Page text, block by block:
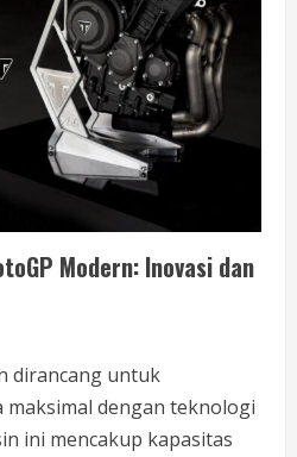
Modern: Inovasi dan
dirancang untuk
dengan teknologi
ini mencakup kapasitas